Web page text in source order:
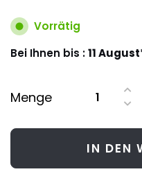
Vorrätig
Bei Ihnen bis :11
Menge
IN DEN